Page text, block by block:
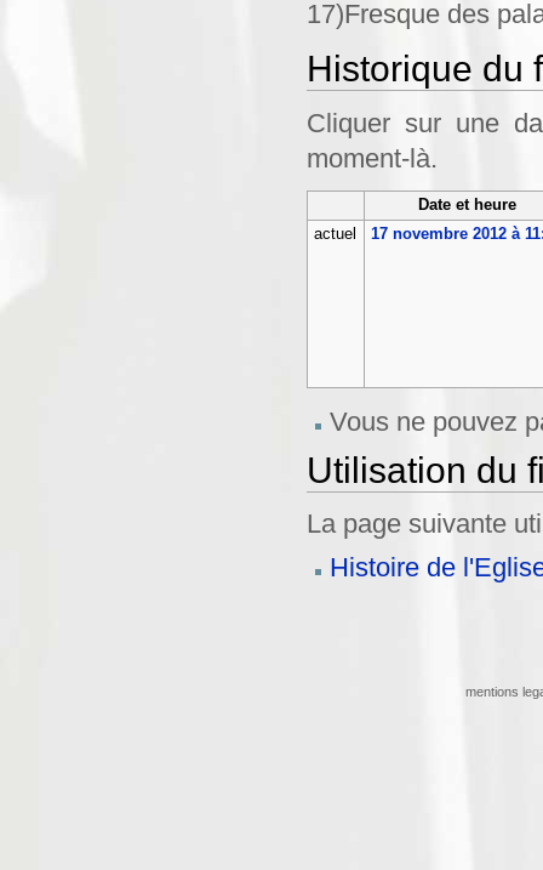
17)Fresque des
Historique du
Cliquer sur une
moment-là.
Date et heure
actuel
17 novembre 2012 à
Vous ne pouvez
Utilisation du
La page suivante
Histoire de
mentions